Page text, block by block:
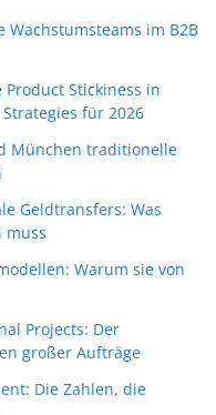
Wachstumsteams im B2B
Stickiness in
Strategies für 2026
München traditionelle
Geldtransfers: Was
muss
Warum sie von
Projects: Der
großer Aufträge
Die Zahlen, die